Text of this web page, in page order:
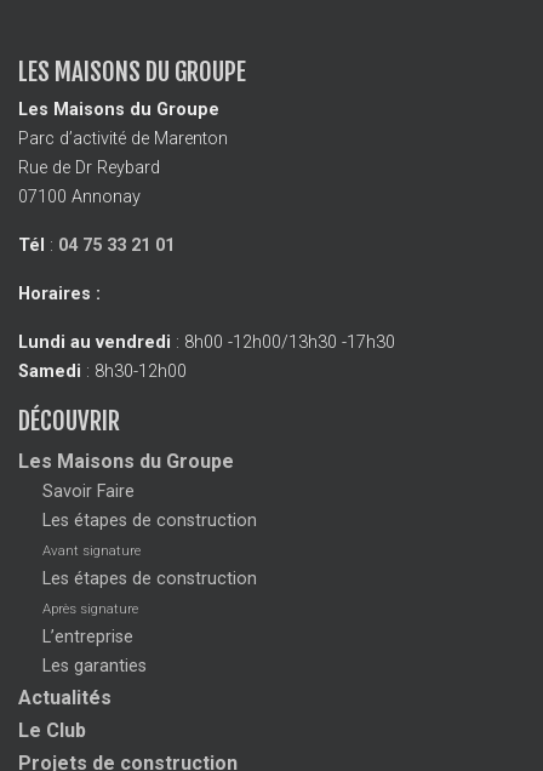
LES MAISONS DU GROUPE
Les Maisons du Groupe
Parc d’activité de Marenton
Rue de Dr Reybard
07100 Annonay
Tél : 04 75 33 21 01
Horaires :
Lundi au vendredi : 8h00 -12h00/13h30 -17h30
Samedi : 8h30-12h00
DÉCOUVRIR
Les Maisons du Groupe
Savoir Faire
Les étapes de construction
Avant signature
Les étapes de construction
Après signature
L’entreprise
Les garanties
Actualités
Le Club
Projets de construction